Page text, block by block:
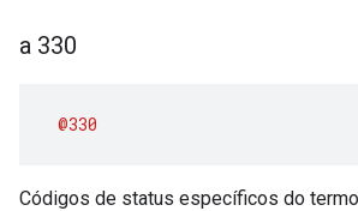
a 330
@330
Códigos de status específicos do